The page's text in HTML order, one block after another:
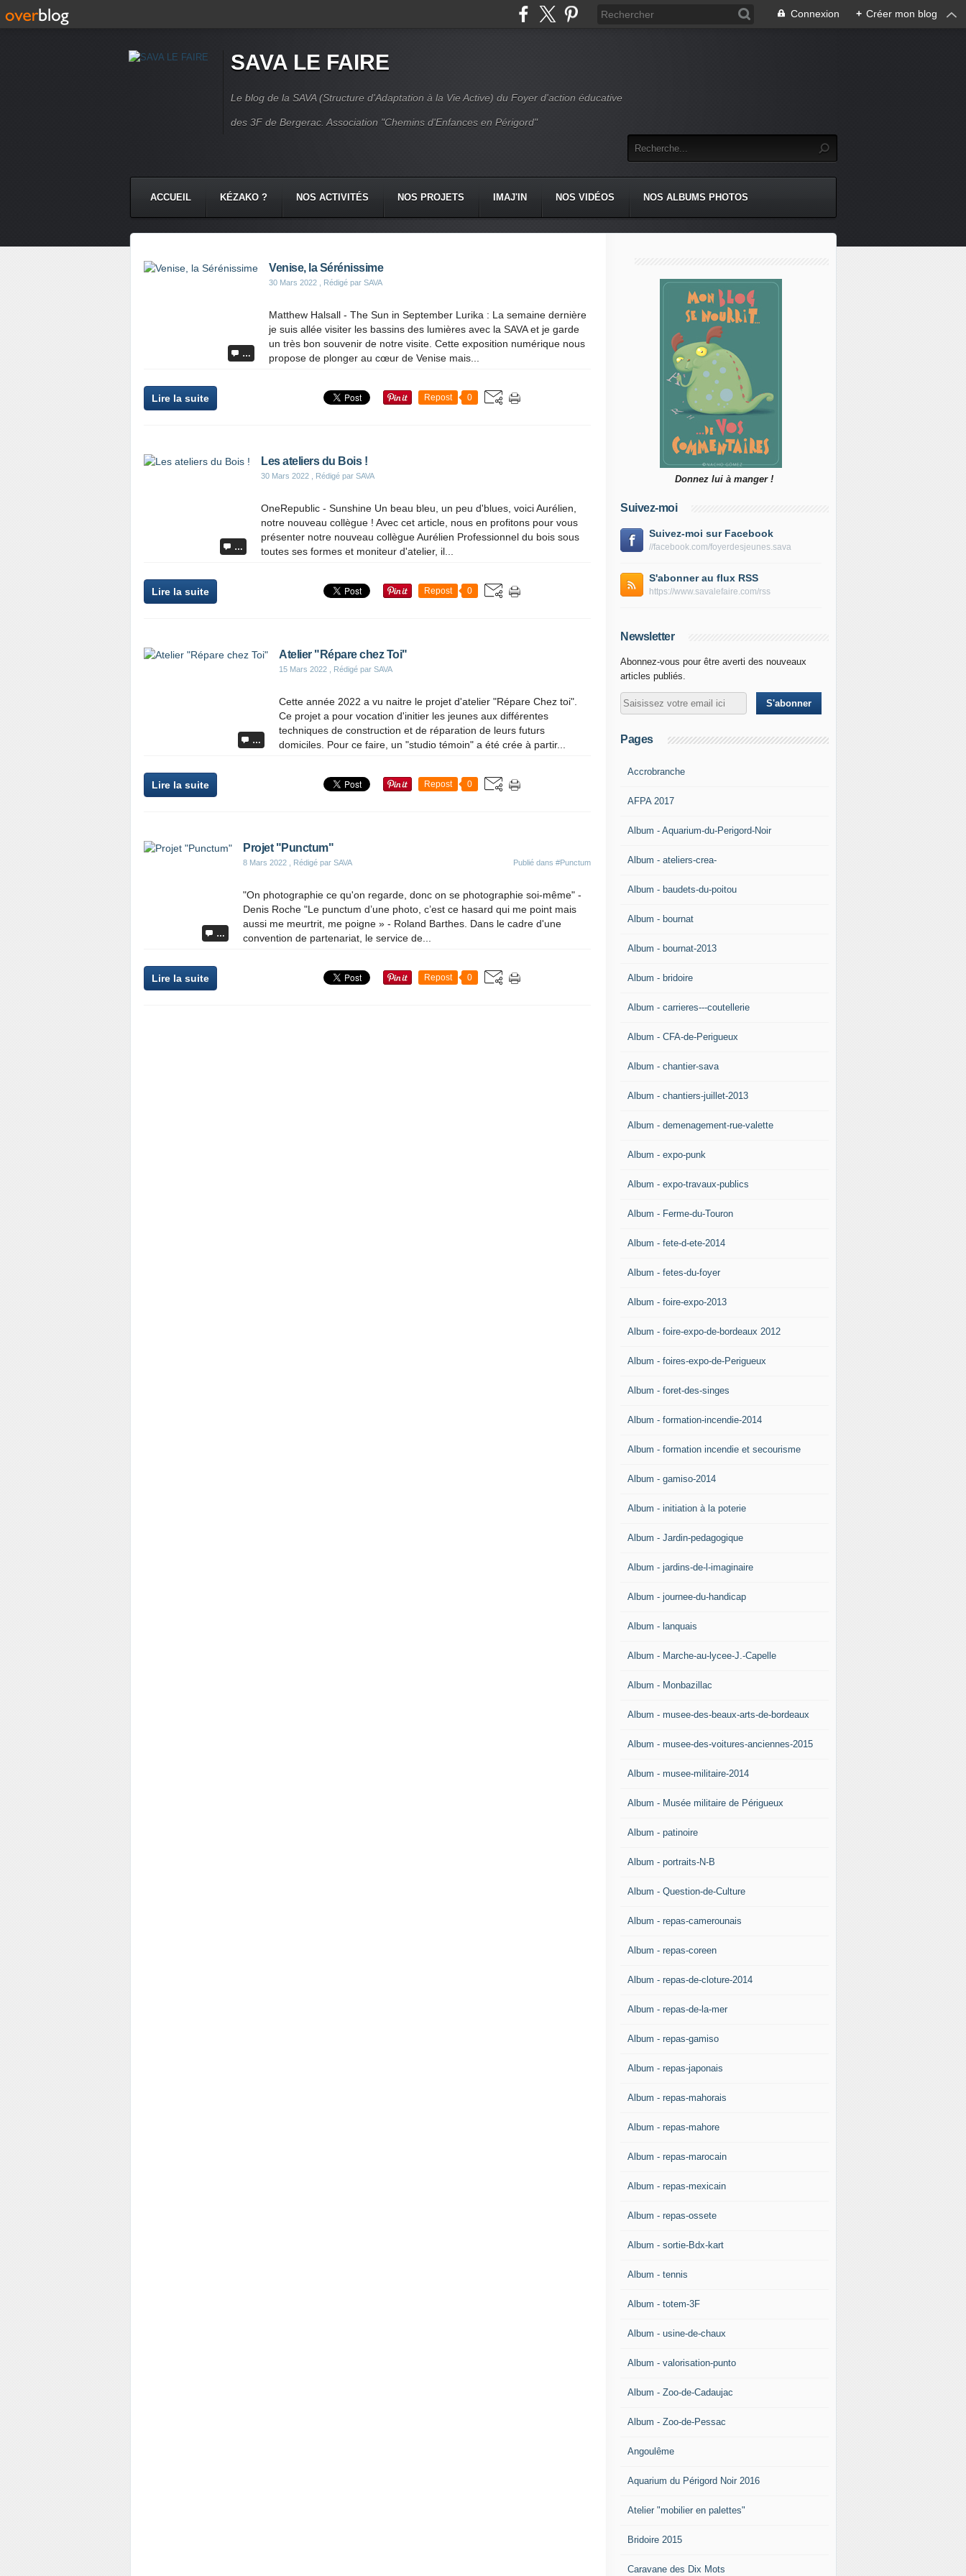
Connexion + Créer mon blog
SAVA LE FAIRE
Le blog de la SAVA (Structure d'Adaptation à la Vie Active) du Foyer d'action éducative
des 3F de Bergerac. Association "Chemins d'Enfances en Périgord"
ACCUEIL KÉZAKO ? NOS ACTIVITÉS NOS PROJETS IMAJ'IN NOS VIDÉOS NOS ALBUMS PHOTOS
…
Venise, la Sérénissime
30 Mars 2022 , Rédigé par SAVA
Matthew Halsall - The Sun in September Lurika : La semaine dernière
je suis allée visiter les bassins des lumières avec la SAVA et je garde
un très bon souvenir de notre visite. Cette exposition numérique nous
propose de plonger au cœur de Venise mais...
Lire la suite Repost 0
…
Les ateliers du Bois !
30 Mars 2022 , Rédigé par SAVA
OneRepublic - Sunshine Un beau bleu, un peu d'blues, voici Aurélien,
notre nouveau collègue ! Avec cet article, nous en profitons pour vous
présenter notre nouveau collègue Aurélien Professionnel du bois sous
toutes ses formes et moniteur d'atelier, il...
Lire la suite Repost 0
…
Atelier "Répare chez Toi"
15 Mars 2022 , Rédigé par SAVA
Cette année 2022 a vu naitre le projet d'atelier "Répare Chez toi".
Ce projet a pour vocation d'initier les jeunes aux différentes
techniques de construction et de réparation de leurs futurs
domiciles. Pour ce faire, un "studio témoin" a été crée à partir...
Lire la suite Repost 0
…
Projet "Punctum"
8 Mars 2022 , Rédigé par SAVA Publié dans #Punctum
"On photographie ce qu'on regarde, donc on se photographie soi-même" -
Denis Roche "Le punctum d’une photo, c’est ce hasard qui me point mais
aussi me meurtrit, me poigne » - Roland Barthes. Dans le cadre d'une
convention de partenariat, le service de...
Lire la suite Repost 0
Donnez lui à manger !
Suivez-moi
Suivez-moi sur Facebook
//facebook.com/foyerdesjeunes.sava
S'abonner au flux RSS
https://www.savalefaire.com/rss
Newsletter
Abonnez-vous pour être averti des nouveaux
articles publiés.
Pages
Accrobranche
AFPA 2017
Album - Aquarium-du-Perigord-Noir
Album - ateliers-crea-
Album - baudets-du-poitou
Album - bournat
Album - bournat-2013
Album - bridoire
Album - carrieres---coutellerie
Album - CFA-de-Perigueux
Album - chantier-sava
Album - chantiers-juillet-2013
Album - demenagement-rue-valette
Album - expo-punk
Album - expo-travaux-publics
Album - Ferme-du-Touron
Album - fete-d-ete-2014
Album - fetes-du-foyer
Album - foire-expo-2013
Album - foire-expo-de-bordeaux 2012
Album - foires-expo-de-Perigueux
Album - foret-des-singes
Album - formation-incendie-2014
Album - formation incendie et secourisme
Album - gamiso-2014
Album - initiation à la poterie
Album - Jardin-pedagogique
Album - jardins-de-l-imaginaire
Album - journee-du-handicap
Album - lanquais
Album - Marche-au-lycee-J.-Capelle
Album - Monbazillac
Album - musee-des-beaux-arts-de-bordeaux
Album - musee-des-voitures-anciennes-2015
Album - musee-militaire-2014
Album - Musée militaire de Périgueux
Album - patinoire
Album - portraits-N-B
Album - Question-de-Culture
Album - repas-camerounais
Album - repas-coreen
Album - repas-de-cloture-2014
Album - repas-de-la-mer
Album - repas-gamiso
Album - repas-japonais
Album - repas-mahorais
Album - repas-mahore
Album - repas-marocain
Album - repas-mexicain
Album - repas-ossete
Album - sortie-Bdx-kart
Album - tennis
Album - totem-3F
Album - usine-de-chaux
Album - valorisation-punto
Album - Zoo-de-Cadaujac
Album - Zoo-de-Pessac
Angoulême
Aquarium du Périgord Noir 2016
Atelier "mobilier en palettes"
Bridoire 2015
Caravane des Dix Mots